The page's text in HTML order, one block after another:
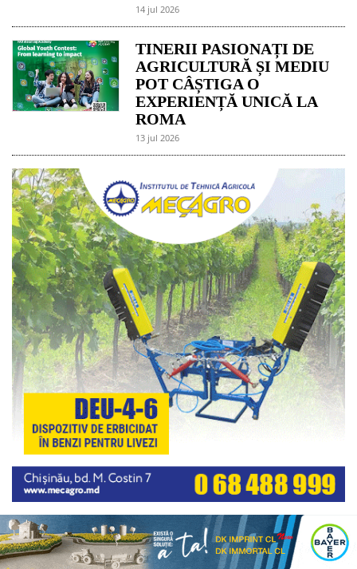
14 jul 2026
TINERII PASIONAȚI DE
AGRICULTURĂ ȘI MEDIU
POT CÂȘTIGA O
EXPERIENȚĂ UNICĂ LA
ROMA
13 jul 2026